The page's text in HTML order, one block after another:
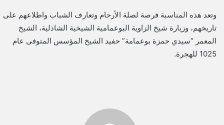
وتعد هذه المناسبة فرصة لصلة الأرحام وتعارف الشباب واطلاعهم على
تاريخهم، وزيارة شيخ الزاوية البوعمامية الشيخية الشاذلية، الشيخ
المعمر “سيدي حمزة بوعمامة” حفيد الشيخ المؤسس المتوفى عام
1025 للهجرة.